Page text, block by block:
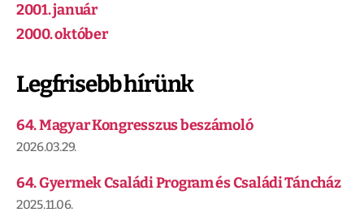
2001. január
2000. október
Legfrisebb hírünk
64. Magyar Kongresszus beszámoló
2026.03.29.
64. Gyermek Családi Program és Családi Táncház
2025.11.06.